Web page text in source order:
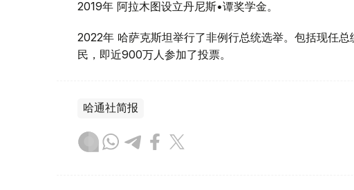
2019年 阿拉木图设立丹尼斯•谭奖学金。
2022年 哈萨克斯坦举行了非例行总统选举。包括现任
民，即近900万人参加了投票。
哈通社简报